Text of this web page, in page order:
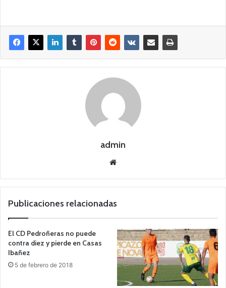
admin
we
Publicaciones relacionadas
El CD Pedroñeras no puede
contra diez y pierde en Casas
Ibañez
5 de febrero de 2018